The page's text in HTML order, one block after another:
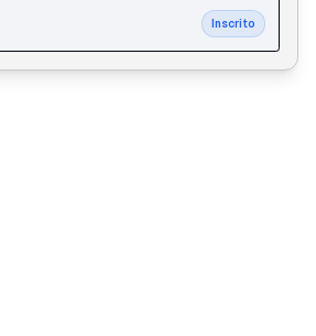
Inscrito